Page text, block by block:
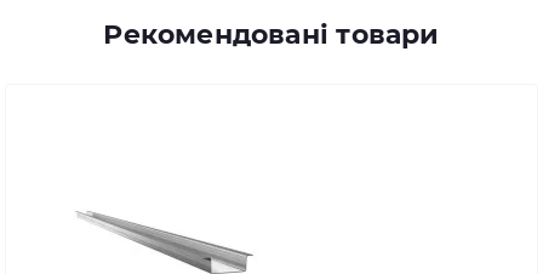
Рекомендовані товари